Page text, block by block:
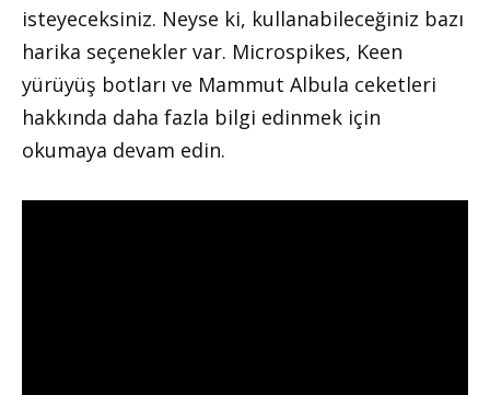
isteyeceksiniz. Neyse ki, kullanabileceğiniz bazı
harika seçenekler var. Microspikes, Keen
yürüyüş botları ve Mammut Albula ceketleri
hakkında daha fazla bilgi edinmek için
okumaya devam edin.